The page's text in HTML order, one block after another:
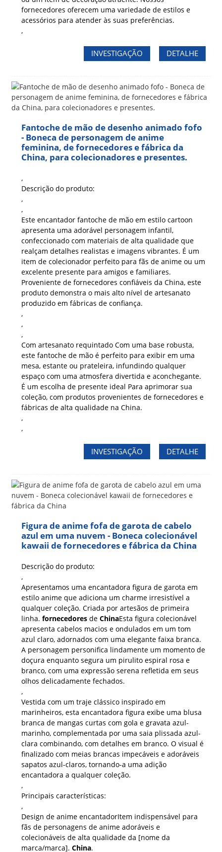
fornecedores oferecem uma variedade de estilos e
acessórios para atender às suas preferências.
,
INVESTIGAÇÃO DETALHE
Fantoche de mão de desenho animado fofo
- Boneca de personagem de anime
feminina, de fornecedores e fábrica da
China, para colecionadores e presentes.
,
Descrição do produto:
,
,
Este encantador fantoche de mão em estilo cartoon
apresenta uma adorável personagem infantil,
confeccionado com materiais de alta qualidade que
realçam detalhes realistas e imagens vibrantes. É um
item de colecionador perfeito para fãs de anime ou um
excelente presente para amigos e familiares.
Proveniente de fornecedores confiáveis ​​da China, este
produto demonstra o mais alto nível de artesanato
produzido em fábricas de confiança.
,
,
,
Com artesanato requintadoCom uma base robusta,
este fantoche de mão é perfeito para exibir em uma
mesa, estante ou prateleira, infundindo qualquer
espaço com uma atmosfera divertida e aconchegante.
É um escolha de presente ideal Para aprimorar sua
coleção, com produtos provenientes de fornecedores e
fábricas de alta qualidade na China.
,
,
INVESTIGAÇÃO DETALHE
Figura de anime fofa de garota de cabelo
azul em uma nuvem - Boneca colecionável
kawaii de fornecedores e fábrica da China
Descrição do produto:
,
Apresentamos uma encantadora figura de garota em
estilo anime que adiciona um charme irresistível a
qualquer coleção. Criada por artesãos de primeira
linha. fornecedoresde ChinaEsta figura colecionável
apresenta cabelos macios e ondulados em um tom
azul claro, adornados com uma elegante faixa branca.
A personagem personifica lindamente um momento de
doçura enquanto segura um pirulito espiral rosa e
branco, com uma expressão serena refletida em seus
olhos delicadamente fechados.
,
Vestida com um traje clássico inspirado em
marinheiros, esta encantadora figura exibe uma blusa
branca de mangas curtas com gola e gravata azul-
marinho, complementada por uma saia plissada azul-
clara combinando, com detalhes em branco. O visual é
finalizado com meias brancas impecáveis ​​e adoráveis ​​
sapatos azul-claros, tornando-a uma adição
encantadora a qualquer coleção.
,
Principais características:
,
Design de anime encantadorItem indispensável para
fãs de personagens de anime adoráveis ​​e
colecionáveis ​​de alta qualidade da [nome da
marca/marca]. China.